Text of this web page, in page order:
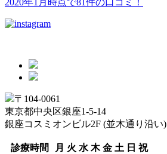
2020年1月時点で81件の口コミ！
〒104-0061
東京都中央区銀座1-5-14
銀座コスミオンビル2F (並木通り沿い)
診療時間 月 火 水 木 金 土 日 祝